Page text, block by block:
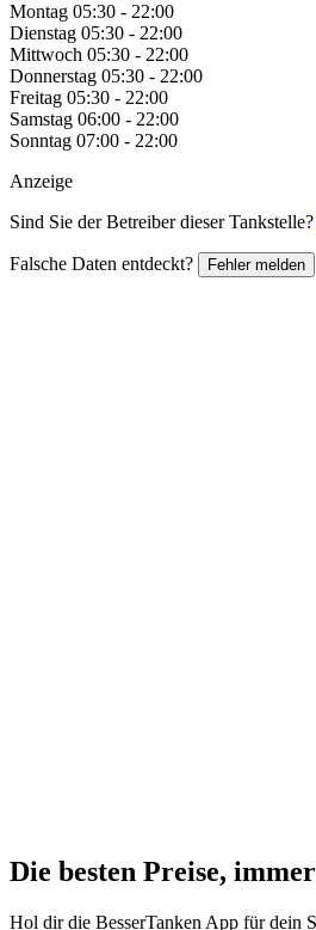
Montag 05:30 - 22:00
Dienstag 05:30 - 22:00
Mittwoch 05:30 - 22:00
Donnerstag 05:30 - 22:00
Freitag 05:30 - 22:00
Samstag 06:00 - 22:00
Sonntag 07:00 - 22:00
Anzeige
Sind Sie der Betreiber dieser Tankstelle?
Falsche Daten entdeckt? Fehler melden
Die besten Preise,
Hol dir die BesserTanken App für dein